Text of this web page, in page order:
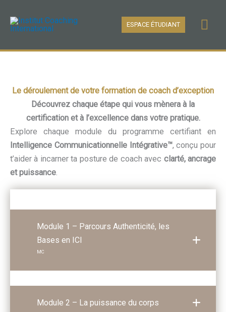
contenu
ESPACE ÉTUDIANT
Le déroulement de votre formation de coach d’exception
Découvrez chaque étape qui vous mènera à la
certification et à l’excellence dans votre pratique.
Explore chaque module du programme certifiant en
Intelligence Communicationnelle Intégrative™, conçu pour
t’aider à incarner ta posture de coach avec clarté, ancrage
et puissance.
Module 1 – Parcours Authenticité, les
Bases en ICI
MC
Module 2 – La puissance du corps